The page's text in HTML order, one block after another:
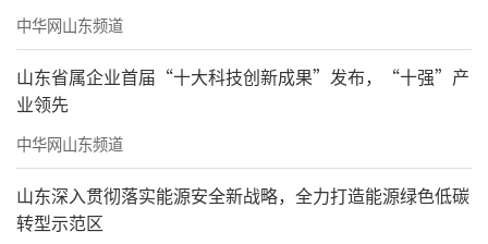
中华网山东频道
山东省属企业首届“十大科技创新成果”发布，“十强”产
业领先
中华网山东频道
山东深入贯彻落实能源安全新战略，全力打造能源绿色低碳
转型示范区